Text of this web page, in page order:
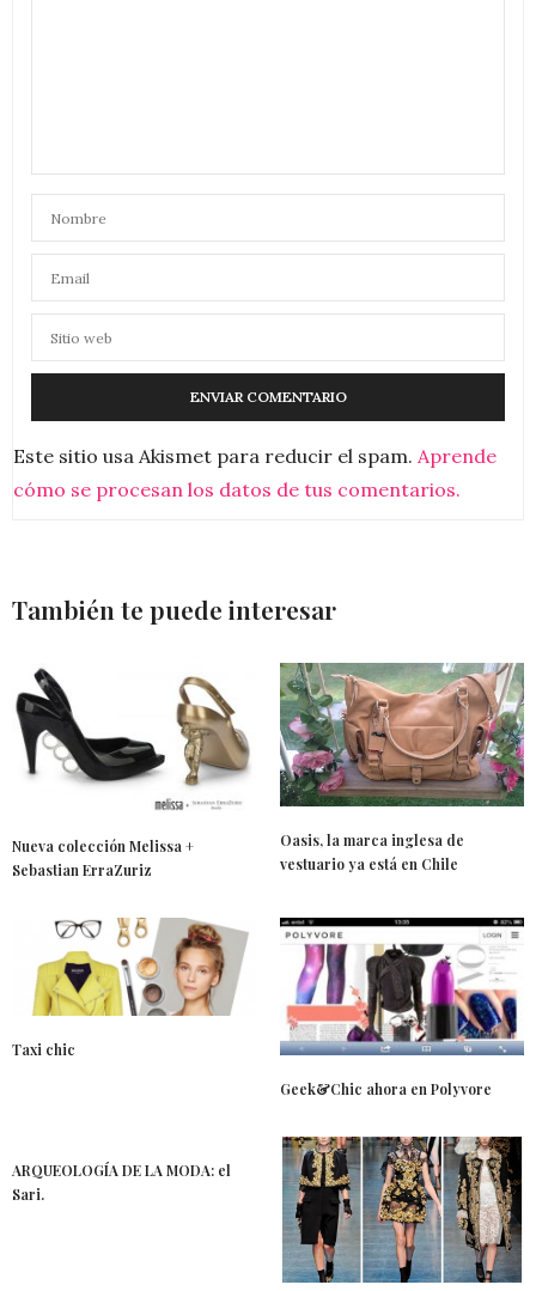
Este sitio usa Akismet para reducir el spam. Aprende
cómo se procesan los datos de tus comentarios.
También te puede interesar
Nueva colección Melissa +
Sebastian ErraZuriz
Oasis, la marca inglesa de
vestuario ya está en Chile
Taxi chic
Geek&Chic ahora en Polyvore
ARQUEOLOGÍA DE LA MODA: el
Sari.